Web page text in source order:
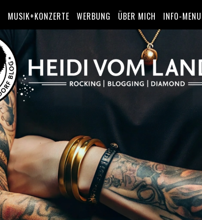
MUSIK+KONZERTE WERBUNG ÜBER MICH INFO-